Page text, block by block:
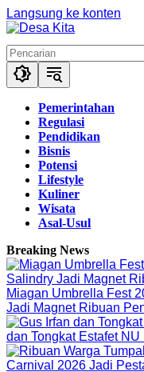
Langsung ke konten
Pemerintahan
Regulasi
Pendidikan
Bisnis
Potensi
Lifestyle
Kuliner
Wisata
Asal-Usul
Breaking News
Miagan Umbrella Fest
Jadi Magnet Ribuan
dan Tongkat Estafet